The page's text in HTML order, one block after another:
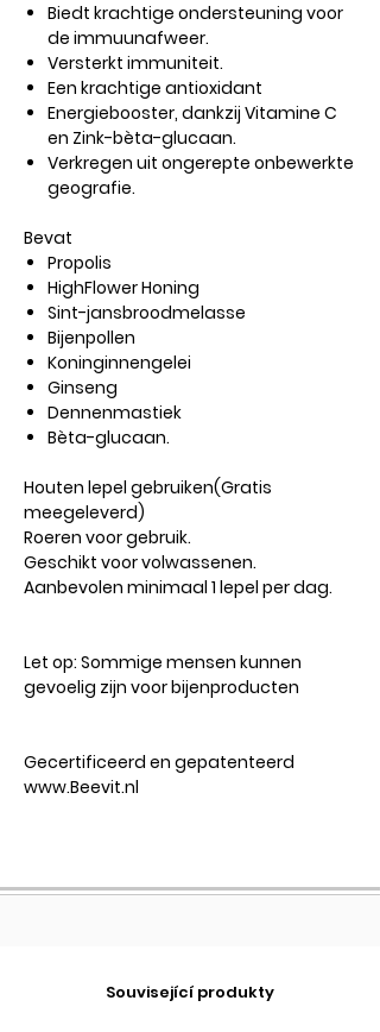
Biedt krachtige ondersteuning voor
de immuunafweer.
Versterkt immuniteit.
Een krachtige antioxidant
Energiebooster, dankzij Vitamine C
en Zink-bèta-glucaan.
Verkregen uit ongerepte onbewerkte
geografie.
Bevat
Propolis
HighFlower Honing
Sint-jansbroodmelasse
Bijenpollen
Koninginnengelei
Ginseng
Dennenmastiek
Bèta-glucaan.
Houten lepel gebruiken(Gratis
meegeleverd)
Roeren voor gebruik.
Geschikt voor volwassenen.
Aanbevolen minimaal 1 lepel per dag.​
Let op: Sommige mensen kunnen
gevoelig zijn voor bijenproducten
Gecertificeerd en gepatenteerd
www.Beevit.nl
Související produkty